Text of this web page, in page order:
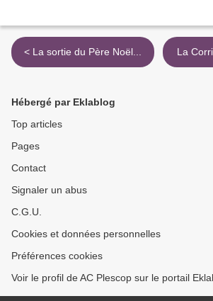
< La sortie du Père Noël...
Hébergé par Eklablog
Top articles
Pages
Contact
Signaler un abus
C.G.U.
Cookies et données personnelles
Préférences cookies
Voir le profil de AC Plescop sur le portail